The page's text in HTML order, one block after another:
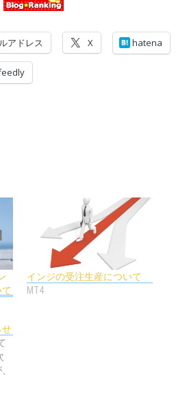
アドレス X hatena
インジの受注生産について
MT4
せ